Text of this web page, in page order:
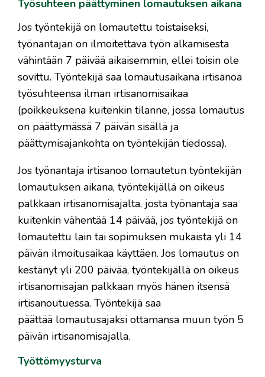
Työsuhteen päättyminen lomautuksen aikana
Jos työntekijä on lomautettu toistaiseksi,
työnantajan on ilmoitettava työn alkamisesta
vähintään 7 päivää aikaisemmin, ellei toisin ole
sovittu. Työntekijä saa lomautusaikana irtisanoa
työsuhteensa ilman irtisanomisaikaa
(poikkeuksena kuitenkin tilanne, jossa lomautus
on päättymässä 7 päivän sisällä ja
päättymisajankohta on työntekijän tiedossa).
Jos työnantaja irtisanoo lomautetun työntekijän
lomautuksen aikana, työntekijällä on oikeus
palkkaan irtisanomisajalta, josta työnantaja saa
kuitenkin vähentää 14 päivää, jos työntekijä on
lomautettu lain tai sopimuksen mukaista yli 14
päivän ilmoitusaikaa käyttäen. Jos lomautus on
kestänyt yli 200 päivää, työntekijällä on oikeus
irtisanomisajan palkkaan myös hänen itsensä
irtisanoutuessa. Työntekijä saa
päättää lomautusajaksi ottamansa muun työn 5
päivän irtisanomisajalla.
Työttömyysturva